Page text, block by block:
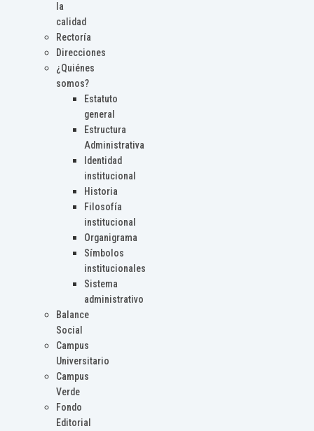
la
calidad
Rectoría
Direcciones
¿Quiénes
somos?
Estatuto
general
Estructura
Administrativa
Identidad
institucional
Historia
Filosofía
institucional
Organigrama
Símbolos
institucionales
Sistema
administrativo
Balance
Social
Campus
Universitario
Campus
Verde
Fondo
Editorial